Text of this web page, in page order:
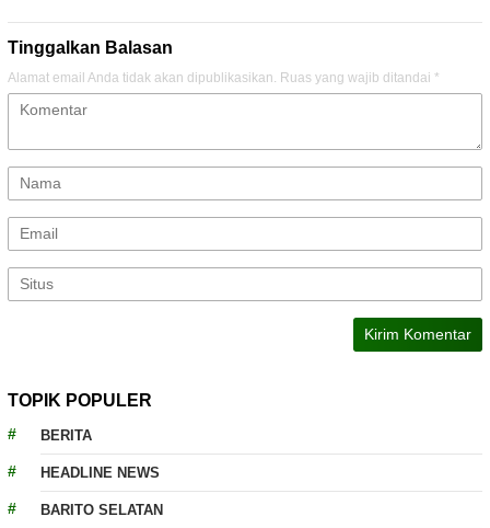
Tinggalkan Balasan
Alamat email Anda tidak akan dipublikasikan. Ruas yang wajib ditandai *
TOPIK POPULER
BERITA
HEADLINE NEWS
BARITO SELATAN